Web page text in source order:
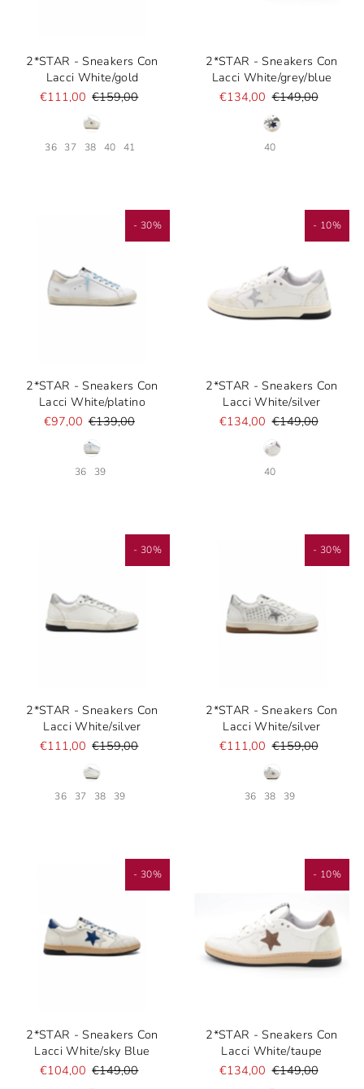
2*STAR - Sneakers Con
Lacci White/gold
€111,00 €159,00
36 37 38 40 41
2*STAR - Sneakers Con
Lacci White/grey/blue
€134,00 €149,00
40
- 30%
2*STAR - Sneakers Con
Lacci White/platino
€97,00 €139,00
36 39
- 10%
2*STAR - Sneakers Con
Lacci White/silver
€134,00 €149,00
40
- 30%
2*STAR - Sneakers Con
Lacci White/silver
€111,00 €159,00
36 37 38 39
- 30%
2*STAR - Sneakers Con
Lacci White/silver
€111,00 €159,00
36 38 39
- 30%
2*STAR - Sneakers Con
Lacci White/sky Blue
€104,00 €149,00
- 10%
2*STAR - Sneakers Con
Lacci White/taupe
€134,00 €149,00